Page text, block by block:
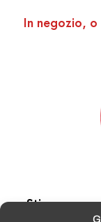
In negozio,
Stiamo